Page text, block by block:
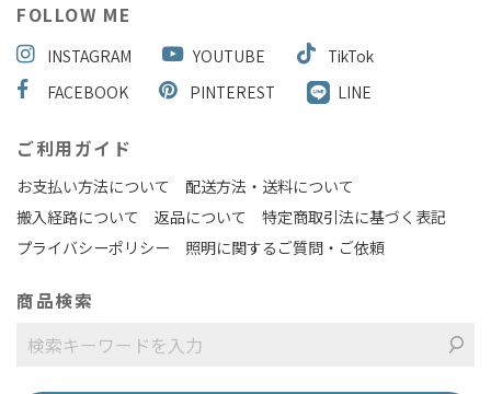
FOLLOW ME
INSTAGRAM YOUTUBE
TikTok
FACEBOOK
PINTEREST LINE
ご利用ガイド
お支払い方法について
配送方法・送料について
搬入経路について
返品について
特定商取引法に基づく表記
プライバシーポリシー
照明に関するご質問・ご依頼
商品検索